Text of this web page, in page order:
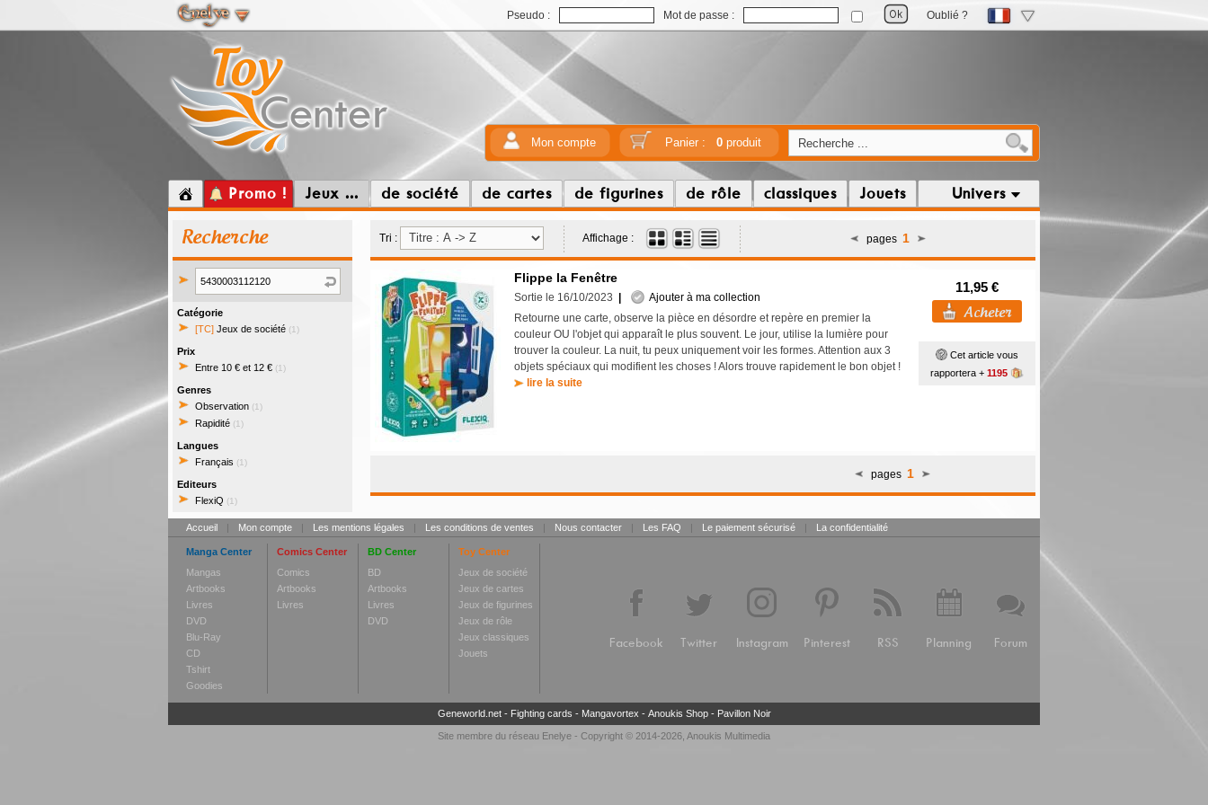
Pseudo : Mot de passe : Oublié ?
Mon compte Panier : 0produit
Promo ! Jeux ... de société de cartes de figurines de rôle classiques Jouets Univers
Recherche
Catégorie
[TC] Jeux de société (1)
Prix
Entre 10 € et 12 € (1)
Genres
Observation (1)
Rapidité (1)
Langues
Français (1)
Editeurs
FlexiQ (1)
Tri : Affichage : pages 1
Flippe la Fenêtre
Sortie le 16/10/2023
Ajouter à ma collection
Retourne une carte, observe la pièce en désordre et repère en premier la
couleur OU l'objet qui apparaît le plus souvent. Le jour, utilise la lumière pour
trouver la couleur. La nuit, tu peux uniquement voir les formes. Attention aux 3
objets spéciaux qui modifient les choses ! Alors trouve rapidement le bon objet !
lire la suite
11,95 €
Cet article vous
rapportera + 1195
pages 1
Accueil | Mon compte | Les mentions légales | Les conditions de ventes | Nous contacter | Les FAQ | Le paiement sécurisé | La confidentialité
Manga Center
Mangas
Artbooks
Livres
DVD
Blu-Ray
CD
Tshirt
Goodies
Comics Center
Comics
Artbooks
Livres
BD Center
BD
Artbooks
Livres
DVD
Toy Center
Jeux de société
Jeux de cartes
Jeux de figurines
Jeux de rôle
Jeux classiques
Jouets
Facebook Twitter Instagram Pinterest RSS Planning Forum
Geneworld.net- Fighting cards - Mangavortex - Anoukis Shop- Pavillon Noir
Site membre du réseau Enelye - Copyright © 2014-2026, Anoukis Multimedia